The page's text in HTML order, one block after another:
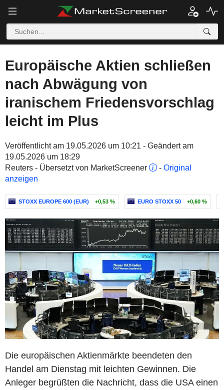
Europäische Aktien schließen
nach Abwägung von
iranischem Friedensvorschlag
leicht im Plus
Veröffentlicht am 19.05.2026 um 10:21 - Geändert am
19.05.2026 um 18:29
Reuters - Übersetzt von MarketScreener
- Original
anzeigen
STOXX EUROPE 600 (EUR) +0,53 % EURO STOXX 50 +0,60 %
Die europäischen Aktienmärkte beendeten den
Handel am Dienstag mit leichten Gewinnen. Die
Anleger begrüßten die Nachricht, dass die USA einen